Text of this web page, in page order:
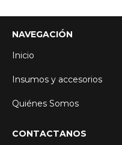
NAVEGACIÓN
Inicio
Insumos y accesorios
Quiénes Somos
CONTACTANOS